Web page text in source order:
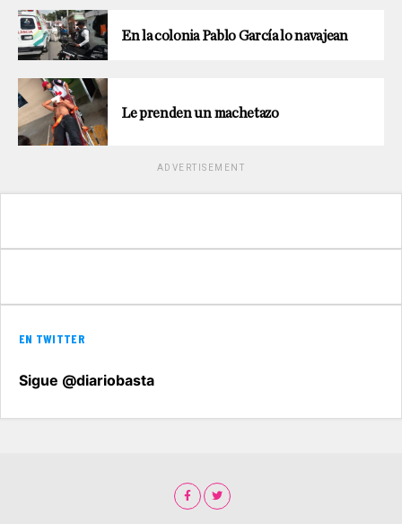
En la colonia Pablo García lo navajean
Le prenden un machetazo
ADVERTISEMENT
EN TWITTER
Sigue @diariobasta